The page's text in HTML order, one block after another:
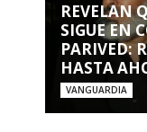
REVELAN
SIGUE EN
PARIVED:
HASTA
VANGUARDIA